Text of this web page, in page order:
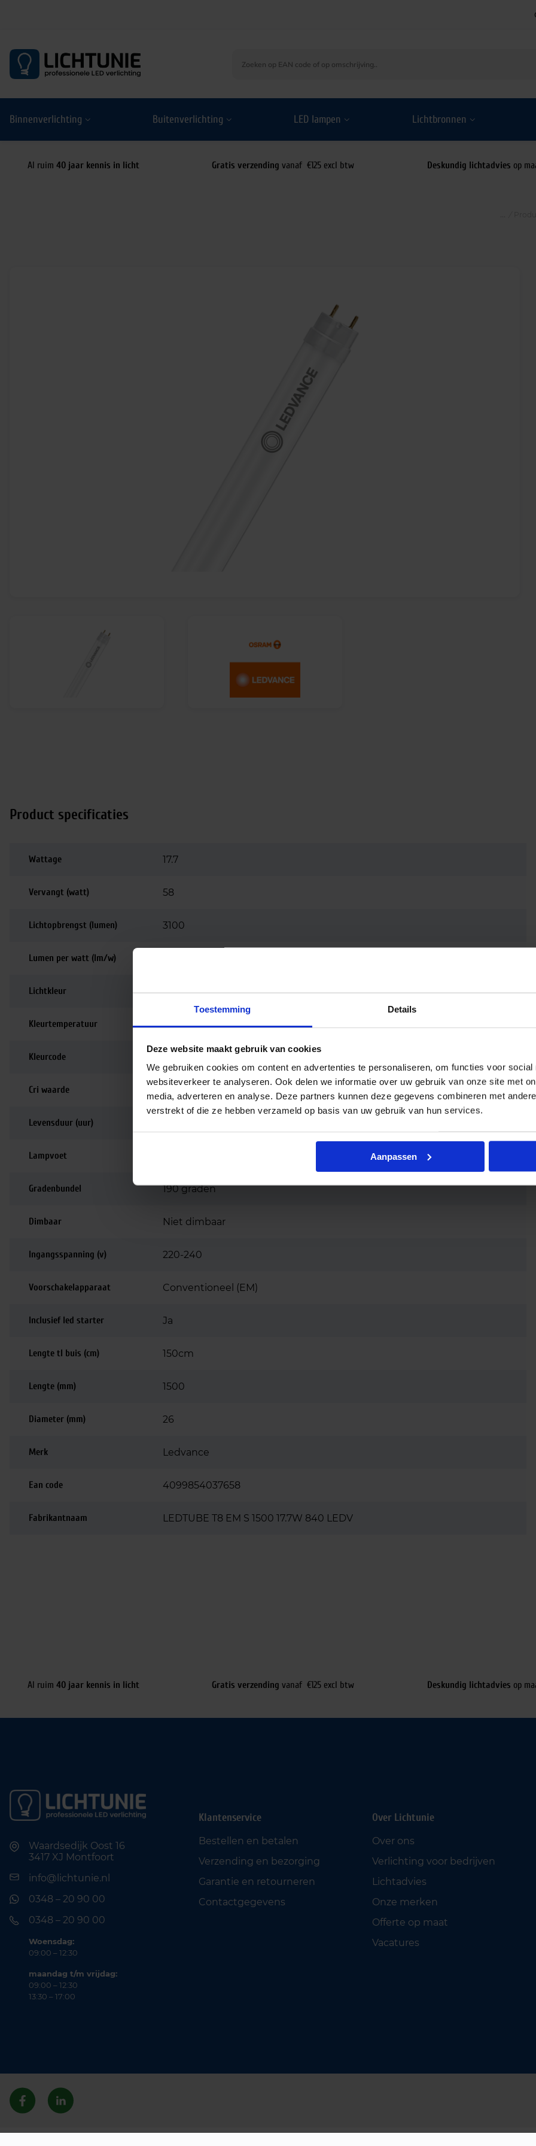
Toestemming Details
Deze website maakt gebruik van cookies
We gebruiken cookies om content en advertenties te personaliseren, om functies voor social
websiteverkeer te analyseren. Ook delen we informatie over uw gebruik van onze site met
media, adverteren en analyse. Deze partners kunnen deze gegevens combineren met
verstrekt of die ze hebben verzameld op basis van uw gebruik van hun services.
Aanpassen
Binnenverlichting Buitenverlichting LED lampen Lichtbronnen
Al ruim 40 jaar kennis in licht Gratis verzending vanaf €125 excl btw Deskundig lichtadvies op
Product specificaties
Wattage 17.7
Vervangt (watt) 58
Lichtopbrengst (lumen) 3100
Lumen per watt (lm/w)
Lichtkleur 4000K
Kleurtemperatuur 4000K | Koelwit
Kleurcode
Cri waarde 80-89 | Goede kleurweergave
Levensduur (uur)
Lampvoet
Gradenbundel 190 graden
Dimbaar Niet dimbaar
Ingangsspanning (v) 220-240
Voorschakelapparaat Conventioneel (EM)
Inclusief led starter Ja
Lengte tl buis (cm) 150cm
Lengte (mm) 1500
Diameter (mm) 26
Merk Ledvance
Ean code 4099854037658
Fabrikantnaam LEDTUBE T8 EM S 1500 17.7W 840 LEDV
Al ruim 40 jaar kennis in licht Gratis verzending vanaf €125 excl btw Deskundig lichtadvies op
Waardsedijk Oost 16
3417 XJ Montfoort
info@lichtunie.nl
0348 – 20 90 00
0348 – 20 90 00
Woensdag:
09:00 – 12:30
maandag t/m vrijdag:
09:00 – 12:30
13:30 – 17:00
Klantenservice
Bestellen en betalen
Verzending en bezorging
Garantie en retourneren
Contactgegevens
Over Lichtunie
Over ons
Verlichting voor bedrijven
Lichtadvies
Onze merken
Offerte op maat
Vacatures